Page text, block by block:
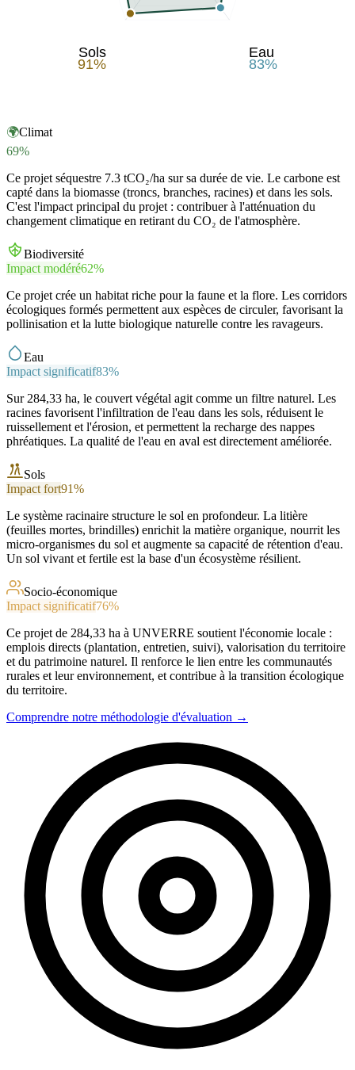
Eau
83%
Sols
91%
🌍Climat
69%
Ce projet séquestre 7.3 tCO₂/ha sur sa durée de vie. Le carbone est
capté dans la biomasse (troncs, branches, racines) et dans les sols.
C'est l'impact principal du projet : contribuer à l'atténuation du
changement climatique en retirant du CO₂ de l'atmosphère.
Biodiversité
Impact modéré62%
Ce projet crée un habitat riche pour la faune et la flore. Les corridors
écologiques formés permettent aux espèces de circuler, favorisant la
pollinisation et la lutte biologique naturelle contre les ravageurs.
Eau
Impact significatif83%
Sur 284,33 ha, le couvert végétal agit comme un filtre naturel. Les
racines favorisent l'infiltration de l'eau dans les sols, réduisent le
ruissellement et l'érosion, et permettent la recharge des nappes
phréatiques. La qualité de l'eau en aval est directement améliorée.
Sols
Impact fort91%
Le système racinaire structure le sol en profondeur. La litière
(feuilles mortes, brindilles) enrichit la matière organique, nourrit les
micro-organismes du sol et augmente sa capacité de rétention d'eau.
Un sol vivant et fertile est la base d'un écosystème résilient.
Socio-économique
Impact significatif76%
Ce projet de 284,33 ha à UNVERRE soutient l'économie locale :
emplois directs (plantation, entretien, suivi), valorisation du territoire
et du patrimoine naturel. Il renforce le lien entre les communautés
rurales et leur environnement, et contribue à la transition écologique
du territoire.
Comprendre notre méthodologie d'évaluation →